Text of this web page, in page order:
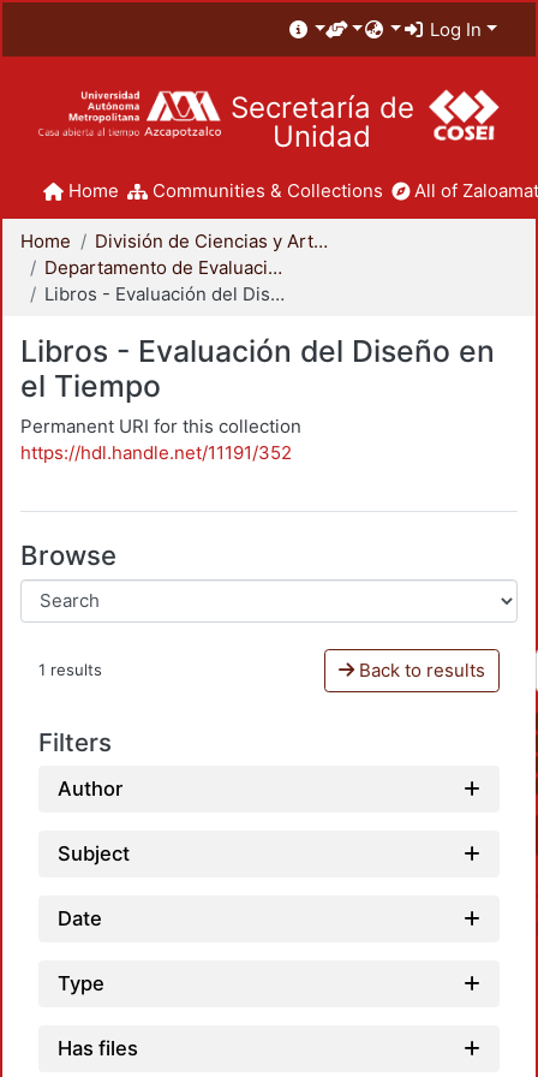
Log In
Secretaría de
Unidad
Home Communities & Collections All of
Home
División de Ciencias y Artes para el Diseño
Departamento de Evaluación del Diseño en el Tiempo
Libros - Evaluación del Diseño en el Tiempo
Libros - Evaluación del Diseño en
el Tiempo
Permanent URI for this collection
https://hdl.handle.net/11191/352
Browse
1 results Back to results
Filters
Author
Subject
Date
Type
Has files